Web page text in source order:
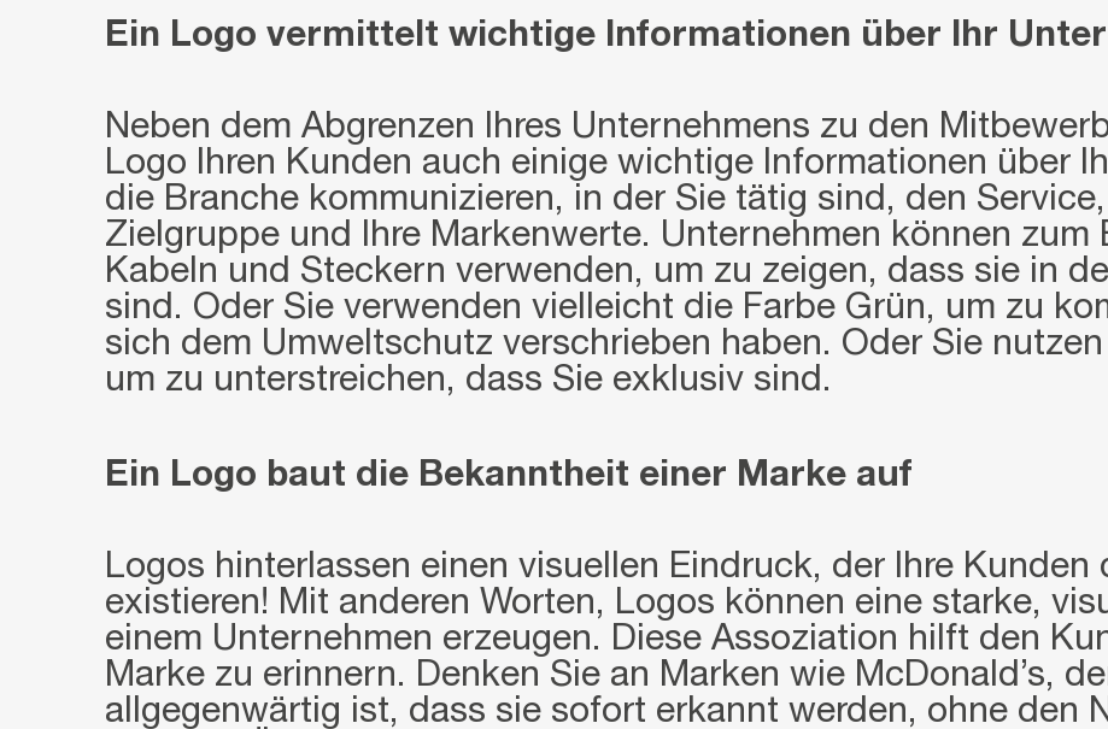
Ein Logo vermittelt wichtige Informationen über Ihr
Neben dem Abgrenzen Ihres Unternehmens zu den
Logo Ihren Kunden auch einige wichtige Informationen über
die Branche kommunizieren, in der Sie tätig sind, den
Zielgruppe und Ihre Markenwerte. Unternehmen können zum
Kabeln und Steckern verwenden, um zu zeigen, dass sie in
sind. Oder Sie verwenden vielleicht die Farbe Grün, um zu
sich dem Umweltschutz verschrieben haben. Oder Sie
um zu unterstreichen, dass Sie exklusiv sind.
Ein Logo baut die Bekanntheit einer Marke auf
Logos hinterlassen einen visuellen Eindruck, der Ihre Kunden
existieren! Mit anderen Worten, Logos können eine starke,
einem Unternehmen erzeugen. Diese Assoziation hilft den
Marke zu erinnern. Denken Sie an Marken wie McDonald’s,
allgegenwärtig ist, dass sie sofort erkannt werden, ohne den